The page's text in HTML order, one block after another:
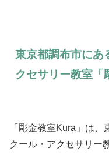
東京都調布市にあ
クセサリー教室「
「彫金教室Kura」は
クール・アクセサリー